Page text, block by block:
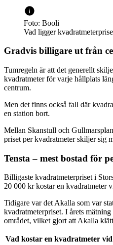
Foto: Booli
Vad ligger
Gradvis billigare ut från
Tumregeln är att det generellt
kvadratmeter för varje hållplats
centrum.
Men det finns också fall där
en station bort.
Mellan Skanstull och
priset per kvadratmeter skiljer sig
Tensta – mest bostad för
Billigaste kvadratmeterpriset i
20 000 kr kostar en kvadratmeter
Tidigare var det Akalla som var
kvadratmeterpriset. I årets
området, vilket gjort att Akalla
Vad kostar en kvadratmeter